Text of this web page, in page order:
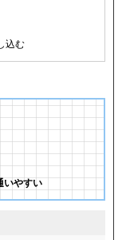
込む
いやすい